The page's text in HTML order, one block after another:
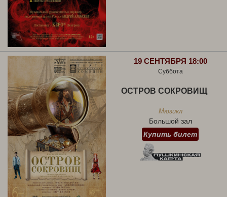
19 СЕНТЯБРЯ 18:00
Суббота
ОСТРОВ СОКРОВИЩ
Мюзикл
Большой зал
Купить билет